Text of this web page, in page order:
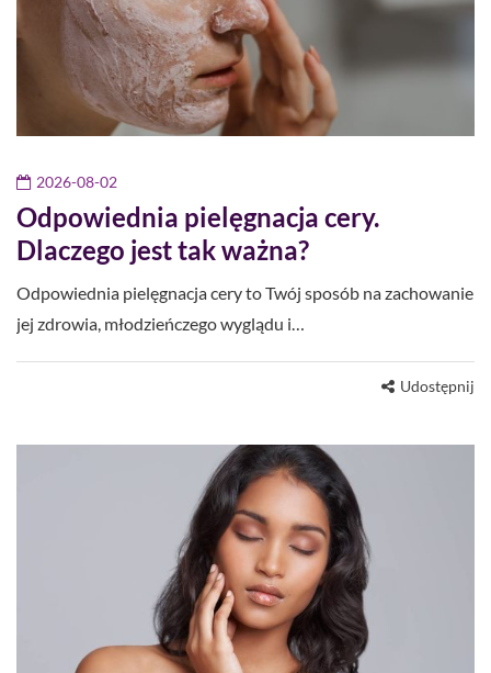
2026-08-02
Odpowiednia pielęgnacja cery.
Dlaczego jest tak ważna?
Odpowiednia pielęgnacja cery to Twój sposób na zachowanie
jej zdrowia, młodzieńczego wyglądu i…
Udostępnij